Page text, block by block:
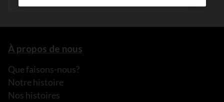
À propos de nous
Que faisons-nous?
Notre histoire
Nos histoires